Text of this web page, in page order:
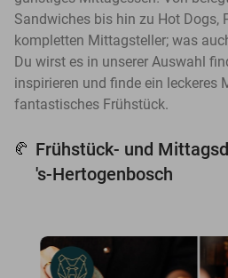
Sandwiches bis hin zu Hot Dogs,
kompletten Mittagsteller; was
Du wirst es in unserer Auswahl
inspirieren und finde ein leckeres
fantastisches Frühstück.
🥐 Frühstück- und
's-Hertogenbosch